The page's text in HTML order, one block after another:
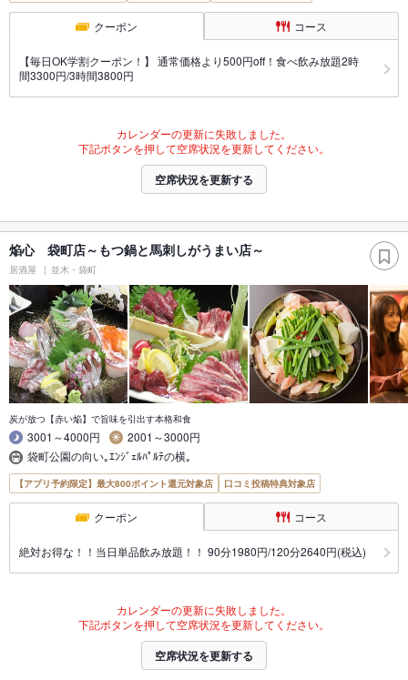
クーポン コース
【毎日OK学割クーポン！】 通常価格より500円off！食べ飲み放題2時
間3300円/3時間3800円
カレンダーの更新に失敗しました。
下記ボタンを押して空席状況を更新してください。
空席状況を更新する
焔心 袋町店～もつ鍋と馬刺しがうまい店～
居酒屋 並木・袋町
炭が放つ【赤い焔】で旨味を引出す本格和食
3001～4000円
2001～3000円
袋町公園の向い｡ｴﾝｼﾞｪﾙﾊﾟﾙﾃの横｡
【アプリ予約限定】最大800ポイント還元対象店 口コミ投稿特典対象店
クーポン コース
絶対お得な！！当日単品飲み放題！！ 90分1980円/120分2640円(税込)
カレンダーの更新に失敗しました。
下記ボタンを押して空席状況を更新してください。
空席状況を更新する